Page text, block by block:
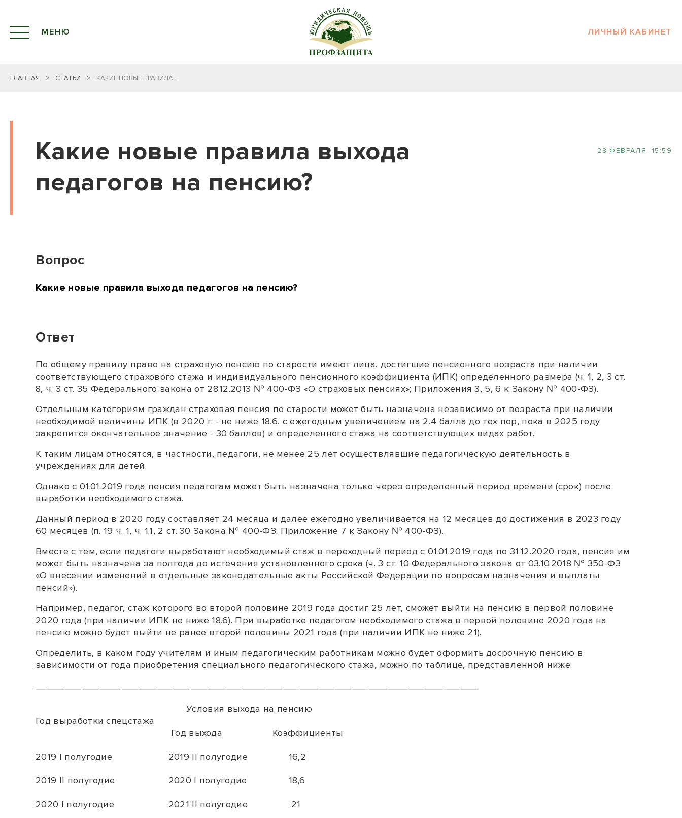
МЕНЮ ЛИЧНЫЙ КАБИНЕТ
ГЛАВНАЯ > СТАТЬИ > КАКИЕ НОВЫЕ ПРАВИЛА...
Какие новые правила выхода
педагогов на пенсию?
28 ФЕВРАЛЯ, 15:59
Вопрос
Какие новые правила выхода педагогов на пенсию?
Ответ
По общему правилу право на страховую пенсию по старости имеют лица, достигшие пенсионного возраста при наличии
соответствующего страхового стажа и индивидуального пенсионного коэффициента (ИПК) определенного размера (ч. 1, 2, 3 ст.
8, ч. 3 ст. 35 Федерального закона от 28.12.2013 № 400-ФЗ «О страховых пенсиях»; Приложения 3, 5,6 к Закону № 400-ФЗ).
Отдельным категориям граждан страховая пенсия по старости может быть назначена независимо от возраста при наличии
необходимой величины ИПК (в 2020 г. - не ниже 18,6, с ежегодным увеличением на 2,4 балла до тех пор, пока в 2025 году
закрепится окончательное значение - 30 баллов) и определенного стажа на соответствующих видах работ.
К таким лицам относятся, в частности, педагоги, не менее 25 лет осуществлявшие педагогическую деятельность в
учреждениях для детей.
Однако с 01.01.2019 года пенсия педагогам может быть назначена только через определенный период времени (срок) после
выработки необходимого стажа.
Данный период в 2020 году составляет 24 месяца и далее ежегодно увеличивается на 12 месяцев до достижения в 2023 году
60 месяцев (п. 19 ч. 1, ч. 1.1, 2 ст. 30 Закона № 400-ФЗ; Приложение 7 к Закону № 400-ФЗ).
Вместе с тем, если педагоги выработают необходимый стаж в переходный период с 01.01.2019 года по 31.12.2020 года, пенсия им
может быть назначена за полгода до истечения установленного срока (ч. 3 ст. 10 Федерального закона от 03.10.2018 № 350-ФЗ
«О внесении изменений в отдельные законодательные акты Российской Федерации по вопросам назначения и выплаты
пенсий»).
Например, педагог, стаж которого во второй половине 2019 года достиг 25 лет, сможет выйти на пенсию в первой половине
2020 года (при наличии ИПК не ниже 18,6). При выработке педагогом необходимого стажа в первой половине 2020 года на
пенсию можно будет выйти не ранее второй половины 2021 года (при наличии ИПК не ниже 21).
Определить, в каком году учителям и иным педагогическим работникам можно будет оформить досрочную пенсию в
зависимости от года приобретения специального педагогического стажа, можно по таблице, представленной ниже:
Год выработки спецстажа
Условия выхода на пенсию
Год выхода Коэффициенты
2019 I полугодие 2019 II полугодие 16,2
2019 II полугодие 2020 I полугодие 18,6
2020 I полугодие 2021 II полугодие 21